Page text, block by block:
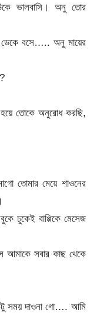
ভালবাসি। অনু তোর
ডেকে বসে….. অনু মায়ের
হয়ে তোকে অনুরোধ করছি,
তোমার মেয়ে শাওনের
ঢুকেই বাপ্পিকে মেসেজ
আমাকে সবার কাছ থেকে
সময় দাওনা গো…. আমি